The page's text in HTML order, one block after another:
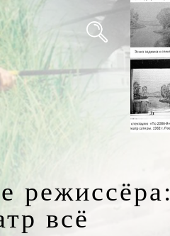
режиссёра:
всё